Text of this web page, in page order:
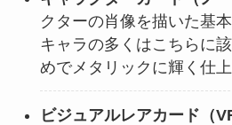
クターの肖像を描いた基
キャラの多くはこちらに
めでメタリックに輝く仕上
ビジュアルレアカード（